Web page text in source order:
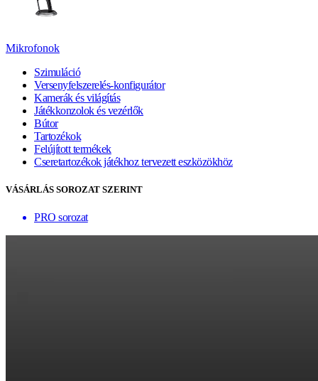
Mikrofonok
Szimuláció
Versenyfelszerelés-konfigurátor
Kamerák és világítás
Játékkonzolok és vezérlők
Bútor
Tartozékok
Felújított termékek
Cseretartozékok játékhoz tervezett eszközökhöz
VÁSÁRLÁS SOROZAT SZERINT
PRO sorozat